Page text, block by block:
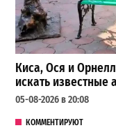
Киса, Ося и
искать известные
05-08-2026 в 20:08
КОММЕНТИРУЮТ